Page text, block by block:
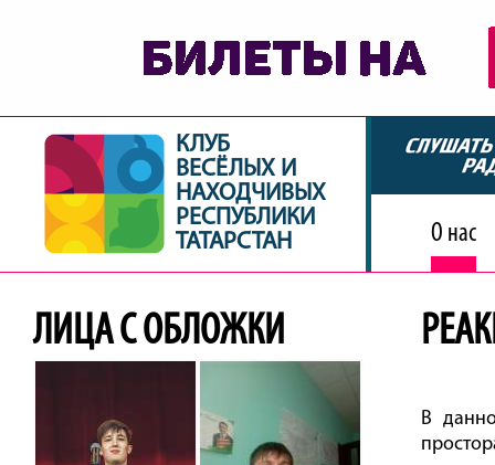
КЛУБ
ВЕСЁЛЫХ И
НАХОДЧИВЫХ
РЕСПУБЛИКИ
ТАТАРСТАН
О нас
ЛИЦА С ОБЛОЖКИ
В